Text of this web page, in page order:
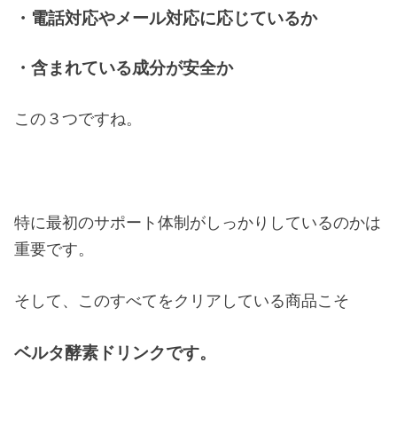
・電話対応やメール対応に応じているか
・含まれている成分が安全か
この３つですね。
特に最初のサポート体制がしっかりしているのかは
重要です。
そして、このすべてをクリアしている商品こそ
ベルタ酵素ドリンクです。